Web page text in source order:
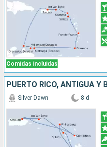
Comidas incluidas
Silver Dawn 8 d